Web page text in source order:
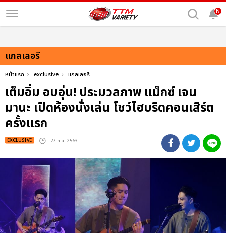
N
แกลเลอรี
หน้าแรก exclusive แกลเลอรี
เต็มอิ่ม อบอุ่น! ประมวลภาพ แม็กซ์ เจน
มานะ เปิดห้องนั่งเล่น โชว์ไฮบริดคอนเสิร์ต
ครั้งแรก
EXCLUSIVE : 27 ก.ค. 2563